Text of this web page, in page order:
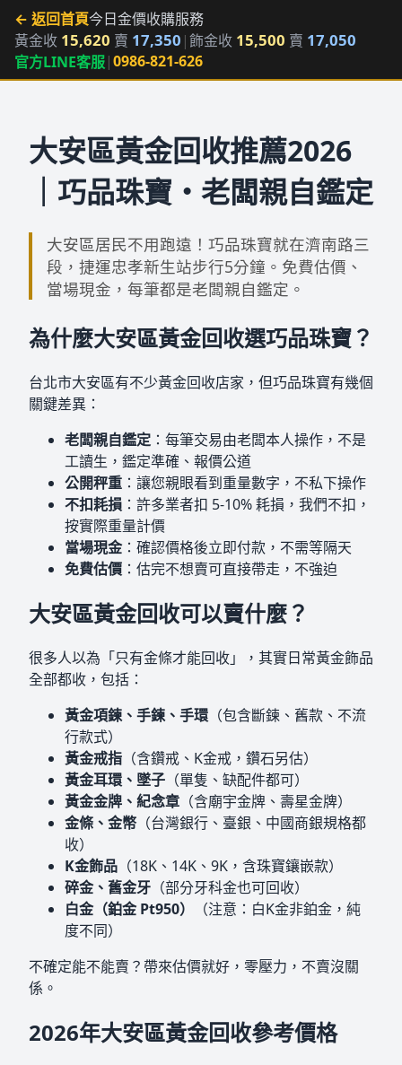
← 返回首頁今日金價收購服務
黃金收 15,620 賣 17,350 |飾金收 15,500 賣 17,050
官方LINE客服|0986-821-626
大安區黃金回收推薦2026
｜巧品珠寶・老闆親自鑑定
大安區居民不用跑遠！巧品珠寶就在濟南路三
段，捷運忠孝新生站步行5分鐘。免費估價、
當場現金，每筆都是老闆親自鑑定。
為什麼大安區黃金回收選巧品珠寶？
台北市大安區有不少黃金回收店家，但巧品珠寶有幾個
關鍵差異：
老闆親自鑑定 ：每筆交易由老闆本人操作，不是
工讀生，鑑定準確、報價公道
公開秤重 ：讓您親眼看到重量數字，不私下操作
不扣耗損 ：許多業者扣 5-10% 耗損，我們不扣，
按實際重量計價
當場現金 ：確認價格後立即付款，不需等隔天
免費估價 ：估完不想賣可直接帶走，不強迫
大安區黃金回收可以賣什麼？
很多人以為「只有金條才能回收」，其實日常黃金飾品
全部都收，包括：
黃金項鍊、手鍊、手環 （包含斷鍊、舊款、不流
行款式）
黃金戒指 （含鑽戒、K金戒，鑽石另估）
黃金耳環、墜子 （單隻、缺配件都可）
黃金金牌、紀念章 （含廟宇金牌、壽星金牌）
金條、金幣 （台灣銀行、臺銀、中國商銀規格都
收）
K金飾品 （18K、14K、9K，含珠寶鑲嵌款）
碎金、舊金牙 （部分牙科金也可回收）
白金（鉑金 Pt950）
（注意：白K金非鉑金，純
度不同）
不確定能不能賣？帶來估價就好，零壓力，不賣沒關
係。
2026年大安區黃金回收參考價格